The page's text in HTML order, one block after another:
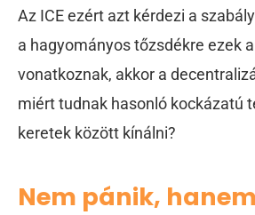
Az ICE ezért azt kérdezi a
a hagyományos tőzsdékre ezek
vonatkoznak, akkor a
miért tudnak hasonló kockázatú
keretek között kínálni?
Nem pánik, hanem